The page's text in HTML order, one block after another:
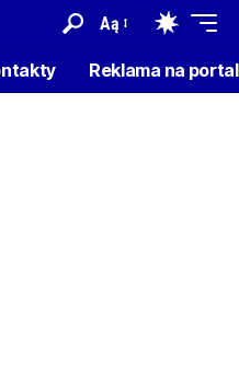
Aą
Reklama na